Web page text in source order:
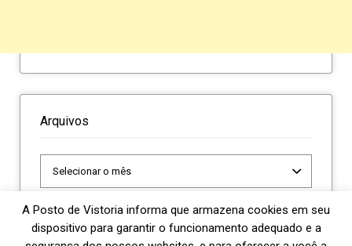
Arquivos
A Posto de Vistoria informa que armazena cookies em seu
dispositivo para garantir o funcionamento adequado e a